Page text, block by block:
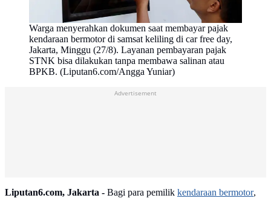
Warga menyerahkan dokumen saat membayar pajak
kendaraan bermotor di samsat keliling di car free day,
Jakarta, Minggu (27/8). Layanan pembayaran pajak
STNK bisa dilakukan tanpa membawa salinan atau
BPKB. (Liputan6.com/Angga Yuniar)
Advertisement
Liputan6.com, Jakarta - Bagi para pemilik kendaraan bermotor,